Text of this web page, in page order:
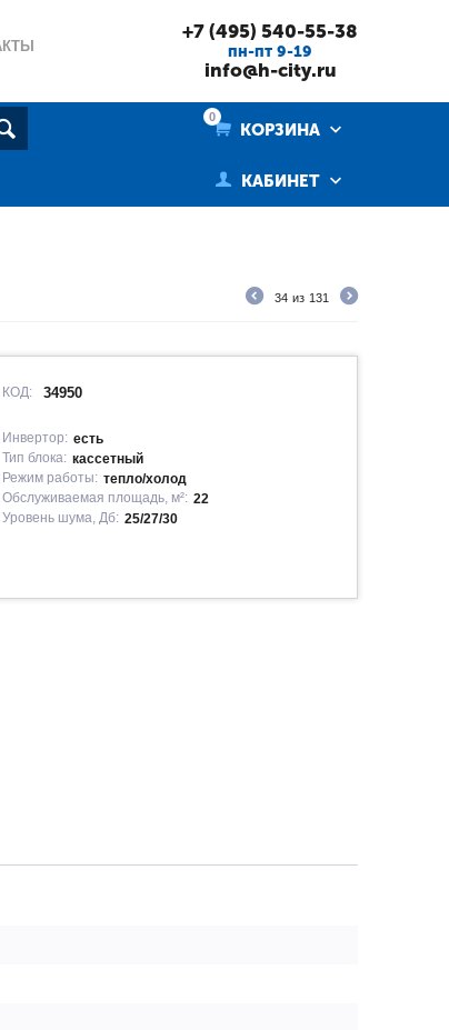
+7 (495) 540-55-38
пн-пт 9-19
info@h-city.ru
0
КОРЗИНА
КАБИНЕТ
34 из 131
КОД: 34950
Инвертор: есть
Тип блока: кассетный
Режим работы: тепло/холод
Обслуживаемая площадь, м²: 22
Уровень шума, Дб: 25/27/30